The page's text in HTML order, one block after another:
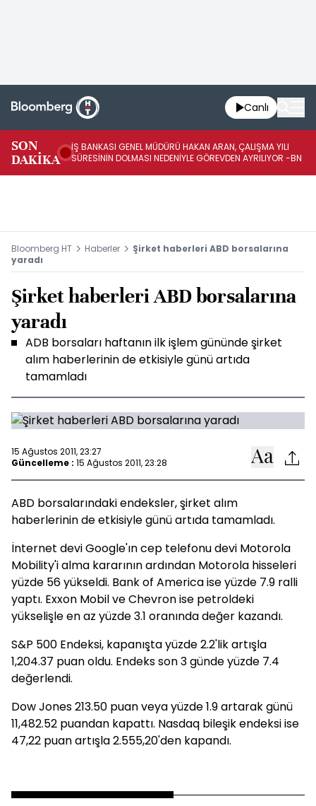
Canlı
SON
DAKİKA
İŞ BANKASI GENEL MÜDÜRÜ HAKAN ARAN, ÇALIŞMA YILI
SÜRESİNİN DOLMASI NEDENİYLE GÖREVDEN AYRILIYOR -BN
Bloomberg HT Haberler
Şirket haberleri ABD borsalarına
yaradı
Şirket haberleri ABD borsalarına
yaradı
ADB borsaları haftanın ilk işlem gününde şirket
alım haberlerinin de etkisiyle günü artıda
tamamladı
15 Ağustos 2011, 23:27
Güncelleme : 15 Ağustos 2011, 23:28
ABD borsalarındaki endeksler, şirket alım
haberlerinin de etkisiyle günü artıda tamamladı.
İnternet devi Google'ın cep telefonu devi Motorola
Mobility'i alma kararının ardından Motorola hisseleri
yüzde 56 yükseldi. Bank of America ise yüzde 7.9 ralli
yaptı. Exxon Mobil ve Chevron ise petroldeki
yükselişle en az yüzde 3.1 oranında değer kazandı.
S&P 500 Endeksi, kapanışta yüzde 2.2'lik artışla
1,204.37 puan oldu. Endeks son 3 günde yüzde 7.4
değerlendi.
Dow Jones 213.50 puan veya yüzde 1.9 artarak günü
11,482.52 puandan kapattı. Nasdaq bileşik endeksi ise
47,22 puan artışla 2.555,20'den kapandı.